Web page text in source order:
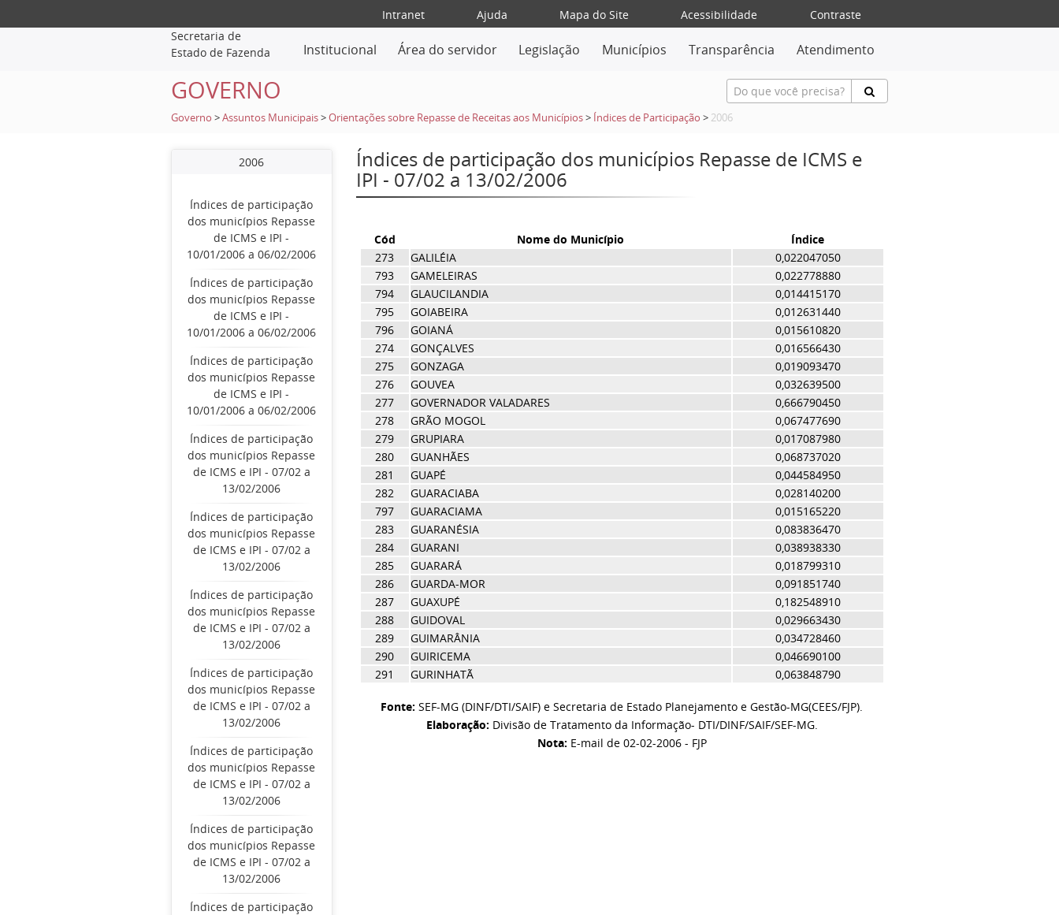
Intranet Ajuda Mapa do Site Acessibilidade
Contraste
Secretaria de
Estado de Fazenda
Institucional Área do servidor Legislação Municípios Transparência Atendimento
GOVERNO
Governo >Assuntos Municipais >Orientações sobre Repasse de Receitas aos Municípios > Índices de Participação > 2006
2006
Índices de participação
dos municípios Repasse
de ICMS e IPI -
10/01/2006 a 06/02/2006
Índices de participação
dos municípios Repasse
de ICMS e IPI -
10/01/2006 a 06/02/2006
Índices de participação
dos municípios Repasse
de ICMS e IPI -
10/01/2006 a 06/02/2006
Índices de participação
dos municípios Repasse
de ICMS e IPI - 07/02 a
13/02/2006
Índices de participação
dos municípios Repasse
de ICMS e IPI - 07/02 a
13/02/2006
Índices de participação
dos municípios Repasse
de ICMS e IPI - 07/02 a
13/02/2006
Índices de participação
dos municípios Repasse
de ICMS e IPI - 07/02 a
13/02/2006
Índices de participação
dos municípios Repasse
de ICMS e IPI - 07/02 a
13/02/2006
Índices de participação
dos municípios Repasse
de ICMS e IPI - 07/02 a
13/02/2006
Índices de participação
Índices de participação dos municípios Repasse de ICMS e
IPI - 07/02 a 13/02/2006
Cód Nome do Município
Índice
273
GALILÉIA
0,022047050
793
GAMELEIRAS
0,022778880
794
GLAUCILANDIA
0,014415170
795
GOIABEIRA
0,012631440
796
GOIANÁ
0,015610820
274
GONÇALVES
0,016566430
275
GONZAGA
0,019093470
276
GOUVEA
0,032639500
277
GOVERNADOR VALADARES
0,666790450
278
GRÃO MOGOL
0,067477690
279
GRUPIARA
0,017087980
280
GUANHÃES
0,068737020
281
GUAPÉ
0,044584950
282
GUARACIABA
0,028140200
797
GUARACIAMA
0,015165220
283
GUARANÉSIA
0,083836470
284
GUARANI
0,038938330
285
GUARARÁ
0,018799310
286
GUARDA-MOR
0,091851740
287
GUAXUPÉ
0,182548910
288
GUIDOVAL
0,029663430
289
GUIMARÂNIA
0,034728460
290
GUIRICEMA
0,046690100
291
GURINHATÃ 0,063848790
Fonte: SEF-MG (DINF/DTI/SAIF) e Secretaria de Estado Planejamento e Gestão-MG(CEES/FJP).
Elaboração: Divisão de Tratamento da Informação- DTI/DINF/SAIF/SEF-MG.
Nota: E-mail de 02-02-2006 - FJP